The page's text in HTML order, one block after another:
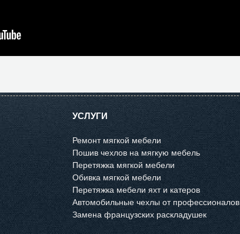
УСЛУГИ
Ремонт мягкой мебели
Пошив чехлов на мягкую мебель
Перетяжка мягкой мебели
Обивка мягкой мебели
Перетяжка мебели яхт и катеров
Автомобильные чехлы от профессионалов
Замена французских раскладушек